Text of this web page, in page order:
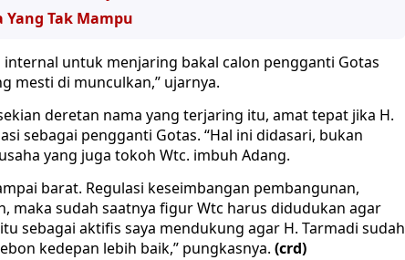
Tak Mampu
untuk menjaring bakal calon pengganti Gotas
mesti di munculkan,” ujarnya.
deretan nama yang terjaring itu, amat tepat jika H.
sebagai pengganti Gotas. “Hal ini didasari, bukan
yang juga tokoh Wtc. imbuh Adang.
barat. Regulasi keseimbangan pembangunan,
maka sudah saatnya figur Wtc harus didudukan agar
sebagai aktifis saya mendukung agar H. Tarmadi sudah
kedepan lebih baik,” pungkasnya. (crd)